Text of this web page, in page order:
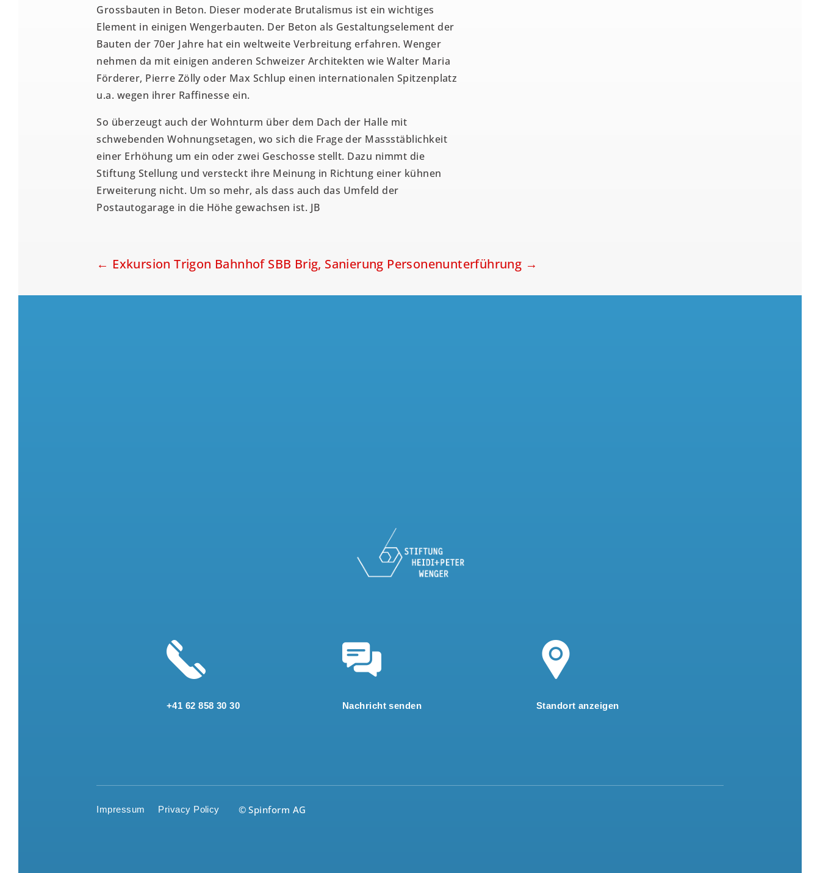
Grossbauten in Beton. Dieser moderate Brutalismus ist ein wichtiges
Element in einigen Wengerbauten. Der Beton als Gestaltungselement der
Bauten der 70er Jahre hat ein weltweite Verbreitung erfahren. Wenger
nehmen da mit einigen anderen Schweizer Architekten wie Walter Maria
Förderer, Pierre Zölly oder Max Schlup einen internationalen Spitzenplatz
u.a. wegen ihrer Raffinesse ein.
So überzeugt auch der Wohnturm über dem Dach der Halle mit
schwebenden Wohnungsetagen, wo sich die Frage der Massstäblichkeit
einer Erhöhung um ein oder zwei Geschosse stellt. Dazu nimmt die
Stiftung Stellung und versteckt ihre Meinung in Richtung einer kühnen
Erweiterung nicht. Um so mehr, als dass auch das Umfeld der
Postautogarage in die Höhe gewachsen ist. JB
← Exkursion Trigon Bahnhof SBB Brig, Sanierung Personenunterführung →
+41 62 858 30 30 Nachricht senden Standort anzeigen
Impressum Privacy Policy © Spinform AG